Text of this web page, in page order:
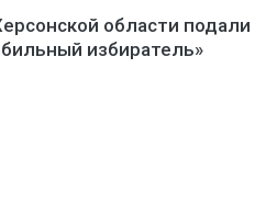
области подали
избиратель»